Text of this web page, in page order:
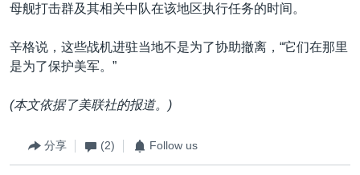
母舰打击群及其相关中队在该地区执行任务的时间。
辛格说，这些战机进驻当地不是为了协助撤离，“它们在那里
是为了保护美军。”
(本文依据了美联社的报道。)
分享 (2) Follow us